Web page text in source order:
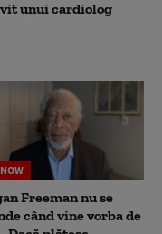
unui cardiolog
Freeman nu se
când vine vorba de